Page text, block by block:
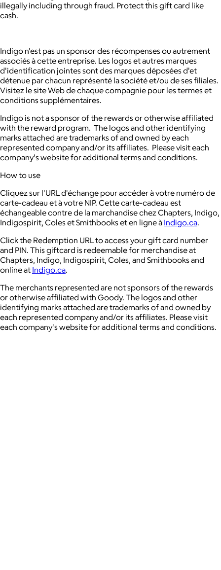
illegally including through fraud. Protect this gift card like
cash.
Indigo n'est pas un sponsor des récompenses ou autrement
associés à cette entreprise. Les logos et autres marques
d'identification jointes sont des marques déposées d'et
détenue par chacun représenté la société et/ou de ses filiales.
Visitez le site Web de chaque compagnie pour les termes et
conditions supplémentaires.
Indigo is not a sponsor of the rewards or otherwise affiliated
with the reward program. The logos and other identifying
marks attached are trademarks of and owned by each
represented company and/or its affiliates. Please visit each
company's website for additional terms and conditions.
How to use
Cliquez sur l'URL d'échange pour accéder à votre numéro de
carte-cadeau et à votre NIP. Cette carte-cadeau est
échangeable contre de la marchandise chez Chapters, Indigo,
Indigospirit, Coles et Smithbooks et en ligne à Indigo.ca.
Click the Redemption URL to access your gift card number
and PIN. This giftcard is redeemable for merchandise at
Chapters, Indigo, Indigospirit, Coles, and Smithbooks and
online at Indigo.ca.
The merchants represented are not sponsors of the rewards
or otherwise affiliated with Goody. The logos and other
identifying marks attached are trademarks of and owned by
each represented company and/or its affiliates. Please visit
each company's website for additional terms and conditions.